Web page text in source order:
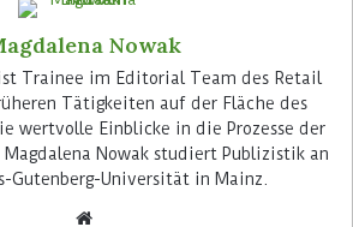
vorgearbeitet. In
Marks&Spencer, die John
sowie ihr Lebensmittel-
Waitrose zu den
In Deutschland setzt der
Galeria auf Flooid an den
arbeitet Pick’n’Pay mit
Nowak
Trainee im Editorial Team des Retail
Tätigkeiten auf der Fläche des
wertvolle Einblicke in die Prozesse der
Magdalena Nowak studiert Publizistik an
Gutenberg-Universität in Mainz.